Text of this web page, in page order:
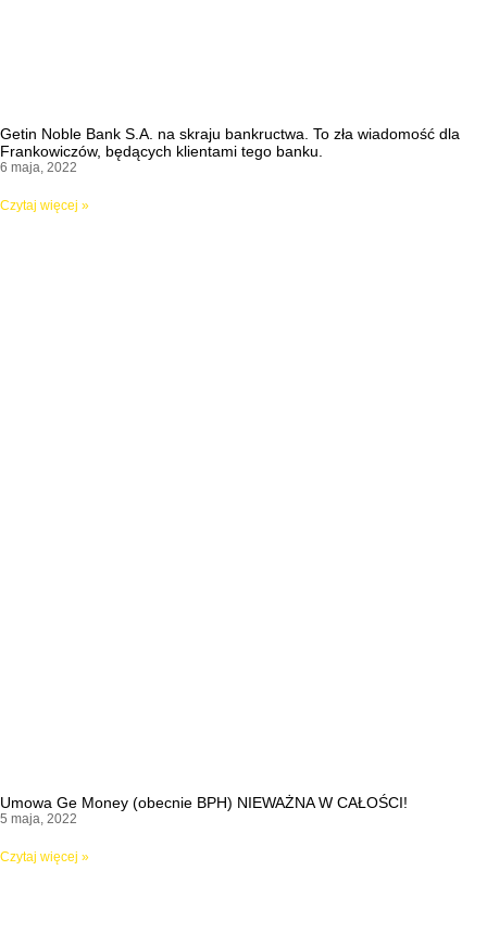
Getin Noble Bank S.A. na skraju bankructwa. To zła wiadomość dla
Frankowiczów, będących klientami tego banku.
6 maja, 2022
Czytaj więcej »
Umowa Ge Money (obecnie BPH) NIEWAŻNA W CAŁOŚCI!
5 maja, 2022
Czytaj więcej »